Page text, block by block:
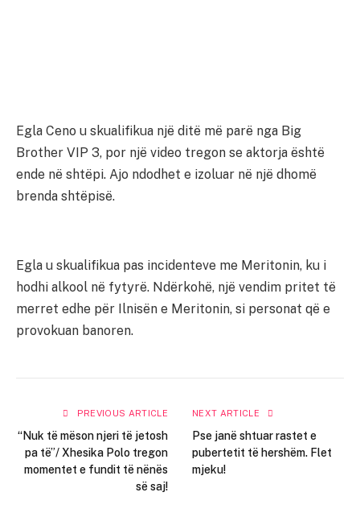
Egla Ceno u skualifikua një ditë më parë nga Big
Brother VIP 3, por një video tregon se aktorja është
ende në shtëpi. Ajo ndodhet e izoluar në një dhomë
brenda shtëpisë.
Egla u skualifikua pas incidenteve me Meritonin, ku i
hodhi alkool në fytyrë. Ndërkohë, një vendim pritet të
merret edhe për Ilnisën e Meritonin, si personat që e
provokuan banoren.
PREVIOUS ARTICLE
“Nuk të mëson njeri të jetosh
pa të”/ Xhesika Polo tregon
momentet e fundit të nënës
së saj!
NEXT ARTICLE
Pse janë shtuar rastet e
pubertetit të hershëm. Flet
mjeku!